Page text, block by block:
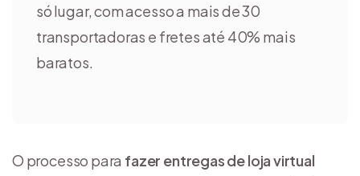
só lugar, com acesso a mais de 30
transportadoras e fretes até 40% mais
baratos.
O processo para fazer entregas de loja virtual